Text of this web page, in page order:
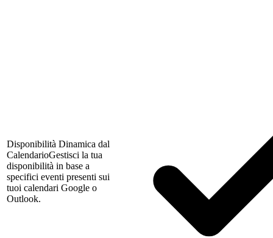
Disponibilità Dinamica dal
CalendarioGestisci la tua
disponibilità in base a
specifici eventi presenti sui
tuoi calendari Google o
Outlook.